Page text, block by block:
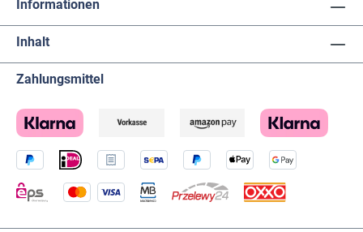
Informationen
Inhalt
Zahlungsmittel